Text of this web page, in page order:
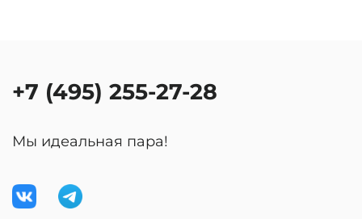
+7 (495) 255-27-28
Мы идеальная пара!